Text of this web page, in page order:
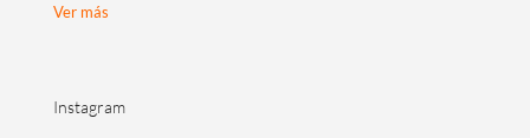
Ver más
Instagram